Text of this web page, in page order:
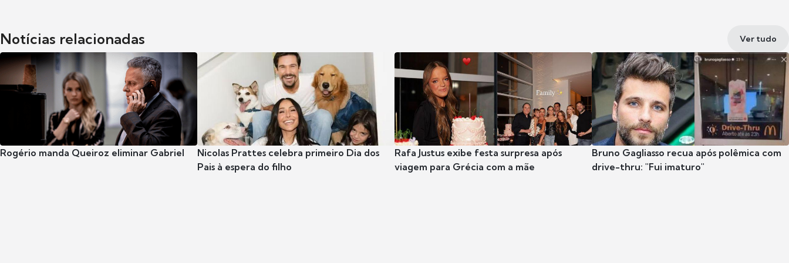
Notícias relacionadas Ver tudo
Rogério manda Queiroz eliminar Gabriel
Nicolas Prattes celebra primeiro Dia dos
Pais à espera do filho
Rafa Justus exibe festa surpresa após
viagem para Grécia com a mãe
Bruno Gagliasso recua após polêmica com
drive-thru: "Fui imaturo"